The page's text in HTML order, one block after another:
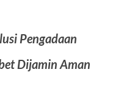
Pengadaan
Dijamin Aman